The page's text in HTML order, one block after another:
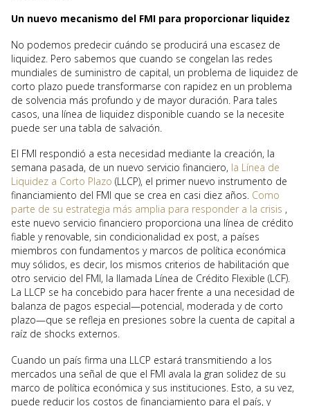
Un nuevo mecanismo del FMI para proporcionar liquidez
No podemos predecir cuándo se producirá una escasez de
liquidez. Pero sabemos que cuando se congelan las redes
mundiales de suministro de capital, un problema de liquidez de
corto plazo puede transformarse con rapidez en un problema
de solvencia más profundo y de mayor duración. Para tales
casos, una línea de liquidez disponible cuando se la necesite
puede ser una tabla de salvación.
El FMI respondió a esta necesidad mediante la creación, la
semana pasada, de un nuevo servicio financiero, la Línea de
Liquidez a Corto Plazo (LLCP), el primer nuevo instrumento de
financiamiento del FMI que se crea en casi diez años. Como
parte de su estrategia más amplia para responder a la crisis ,
este nuevo servicio financiero proporciona una línea de crédito
fiable y renovable, sin condicionalidad ex post, a países
miembros con fundamentos y marcos de política económica
muy sólidos, es decir, los mismos criterios de habilitación que
otro servicio del FMI, la llamada Línea de Crédito Flexible (LCF).
La LLCP se ha concebido para hacer frente a una necesidad de
balanza de pagos especial—potencial, moderada y de corto
plazo—que se refleja en presiones sobre la cuenta de capital a
raíz de shocks externos.
Cuando un país firma una LLCP estará transmitiendo a los
mercados una señal de que el FMI avala la gran solidez de su
marco de política económica y sus instituciones. Esto, a su vez,
puede reducir los costos de financiamiento para el país, y